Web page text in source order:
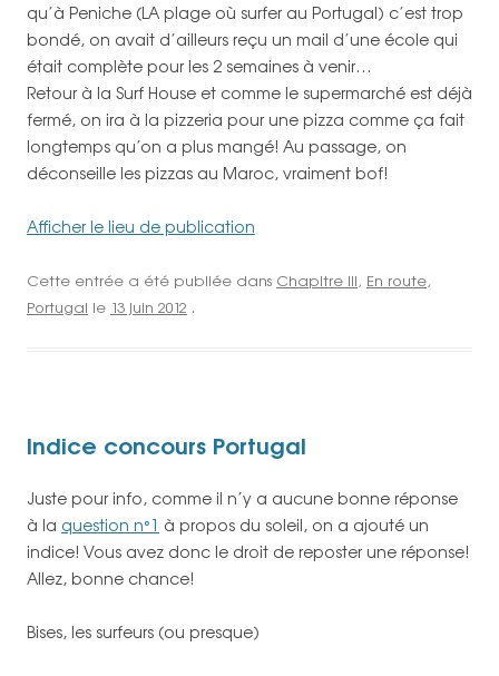
qu’à Peniche (LA plage où surfer au Portugal) c’est trop
bondé, on avait d’ailleurs reçu un mail d’une école qui
était complète pour les 2 semaines à venir…
Retour à la Surf House et comme le supermarché est déjà
fermé, on ira à la pizzeria pour une pizza comme ça fait
longtemps qu’on a plus mangé! Au passage, on
déconseille les pizzas au Maroc, vraiment bof!
Afficher le lieu de publication
Cette entrée a été publiée dans Chapitre III, En route,
Portugal le 13 juin 2012 .
Indice concours Portugal
Juste pour info, comme il n’y a aucune bonne réponse
à la question n°1 à propos du soleil, on a ajouté un
indice! Vous avez donc le droit de reposter une réponse!
Allez, bonne chance!
Bises, les surfeurs (ou presque)